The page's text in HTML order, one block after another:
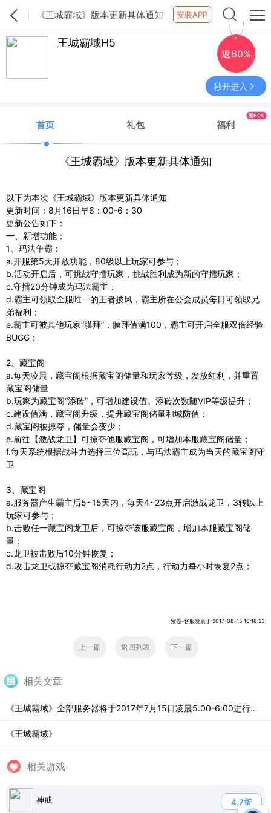
《王城霸域》版本更新具体通知 安装APP
王城霸域H5
返60%
秒开进入
首页 礼包 福利
返60%
《王城霸域》版本更新具体通知
以下为本次《王城霸域》版本更新具体通知
更新时间：8月16日早6：00-6：30
更新公告如下：
一、新增功能：
1、玛法争霸：
a.开服第5天开放功能，80级以上玩家可参与；
b.活动开启后，可挑战守擂玩家，挑战胜利成为新的守擂玩家；
c.守擂20分钟成为玛法霸主；
d.霸主可领取全服唯一的王者披风，霸主所在公会成员每日可领取兄
弟福利；
e.霸主可被其他玩家“膜拜”，膜拜值满100，霸主可开启全服双倍经验
BUGG；
2、藏宝阁
a.每天凌晨，藏宝阁根据藏宝阁储量和玩家等级，发放红利，并重置
藏宝阁储量
b.玩家为藏宝阁“添砖”，可增加建设值。添砖次数随VIP等级提升；
c.建设值满，藏宝阁升级，提升藏宝阁储量和城防值；
d.藏宝阁被掠夺，储量会变少；
e.前往【激战龙卫】可掠夺他服藏宝阁，可增加本服藏宝阁储量；
f.每天系统根据战斗力选择三位高玩，与玛法霸主成为当天的藏宝阁守
卫
3、藏宝阁
a.服务器产生霸主后5~15天内，每天4~23点开启激战龙卫，3转以上
玩家可参与；
b.击败任一藏宝阁龙卫后，可掠夺该服藏宝阁，增加本服藏宝阁储
量；
c.龙卫被击败后10分钟恢复；
d.攻击龙卫或掠夺藏宝阁消耗行动力2点，行动力每小时恢复2点；
紫霞-客服发表于:2017-08-15 16:18:23
上一篇 返回列表 下一篇
相关文章
《王城霸域》全部服务器将于2017年7月15日凌晨5:00-6:00进行停机维护
《王城霸域》
相关游戏
神戒 4.7折